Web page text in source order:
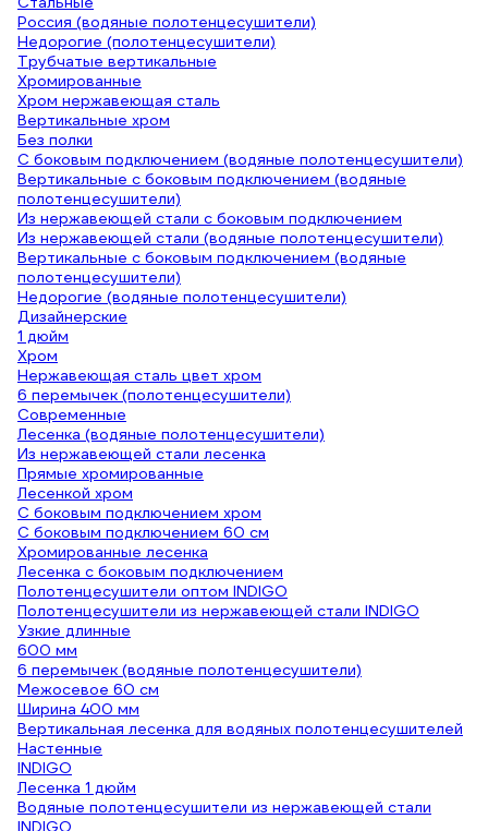
Россия (водяные полотенцесушители)
Недорогие (полотенцесушители)
Трубчатые вертикальные
Хромированные
Хром нержавеющая сталь
Вертикальные хром
Без полки
С боковым подключением (водяные полотенцесушители)
Вертикальные с боковым подключением (водяные
полотенцесушители)
Из нержавеющей стали с боковым подключением
Из нержавеющей стали (водяные полотенцесушители)
Вертикальные с боковым подключением (водяные
полотенцесушители)
Недорогие (водяные полотенцесушители)
Дизайнерские
1 дюйм
Хром
Нержавеющая сталь цвет хром
6 перемычек (полотенцесушители)
Современные
Лесенка (водяные полотенцесушители)
Из нержавеющей стали лесенка
Прямые хромированные
Лесенкой хром
С боковым подключением хром
С боковым подключением 60 см
Хромированные лесенка
Лесенка с боковым подключением
Полотенцесушители оптом INDIGO
Полотенцесушители из нержавеющей стали INDIGO
Узкие длинные
600 мм
6 перемычек (водяные полотенцесушители)
Межосевое 60 см
Ширина 400 мм
Вертикальная лесенка для водяных полотенцесушителей
Настенные
INDIGO
Лесенка 1 дюйм
Водяные полотенцесушители из нержавеющей стали
INDIGO